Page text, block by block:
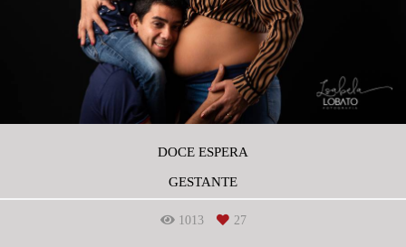
DOCE ESPERA
GESTANTE
1013 27